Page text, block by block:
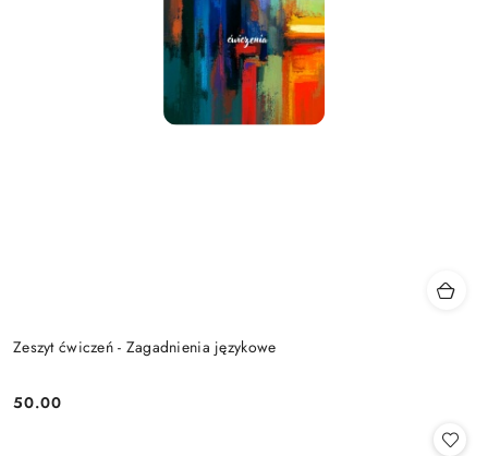
Zeszyt ćwiczeń - Zagadnienia językowe
Cena:
50.00